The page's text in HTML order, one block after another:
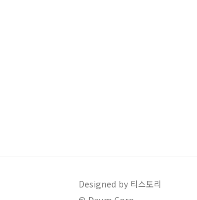
Designed by 티스토리